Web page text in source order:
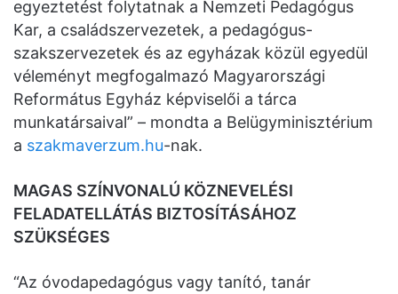
egyeztetést folytatnak a Nemzeti Pedagógus
Kar, a családszervezetek, a pedagógus-
szakszervezetek és az egyházak közül egyedül
véleményt megfogalmazó Magyarországi
Református Egyház képviselői a tárca
munkatársaival” – mondta a Belügyminisztérium
a szakmaverzum.hu-nak.
MAGAS SZÍNVONALÚ KÖZNEVELÉSI
FELADATELLÁTÁS BIZTOSÍTÁSÁHOZ
SZÜKSÉGES
“Az óvodapedagógus vagy tanító, tanár